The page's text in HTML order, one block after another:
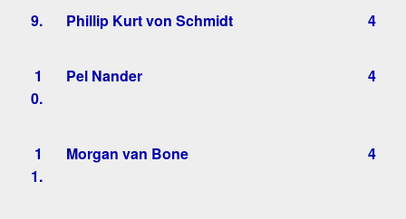
9. Phillip Kurt von Schmidt 4
1
0.
Pel Nander 4
1
1.
Morgan van Bone 4